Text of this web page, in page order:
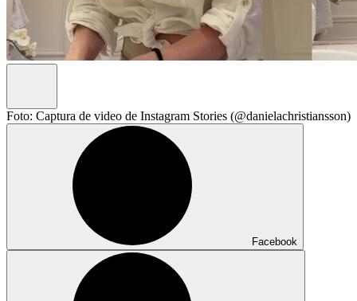
Foto: Captura de video de Instagram Stories (@danielachristiansson)
Facebook